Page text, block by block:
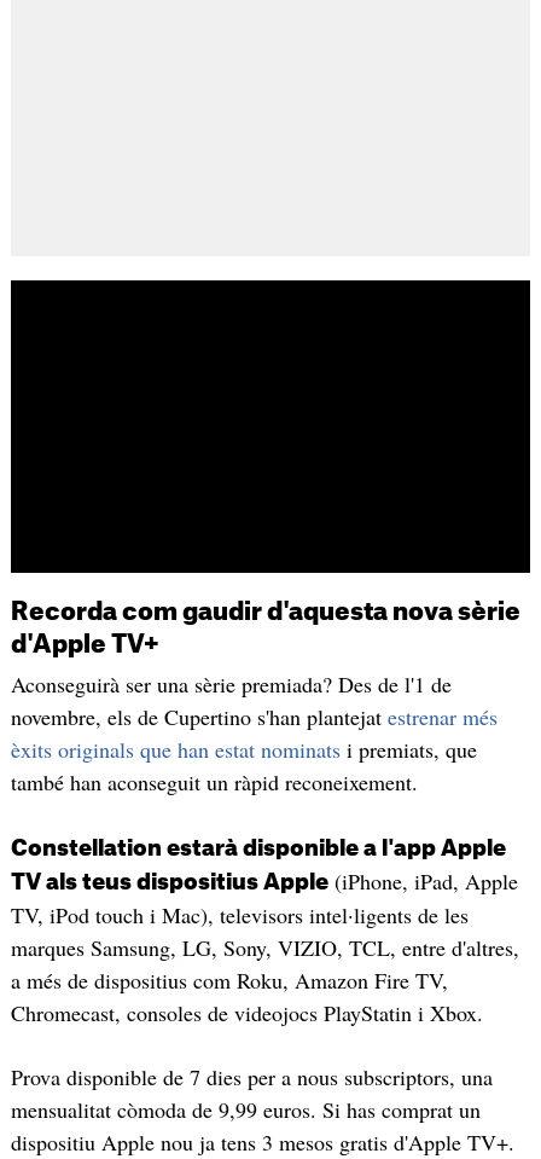
Recorda com gaudir d'aquesta nova sèrie
d'Apple TV+
Aconseguirà ser una sèrie premiada? Des de l'1 de
novembre, els de Cupertino s'han plantejat estrenar més
èxits originals que han estat nominatsi premiats, que
també han aconseguit un ràpid reconeixement.
Constellation estarà disponible a l'app Apple
TV als teus dispositius Apple(iPhone, iPad, Apple
TV, iPod touch i Mac), televisors intel·ligents de les
marques Samsung, LG, Sony, VIZIO, TCL, entre d'altres,
a més de dispositius com Roku, Amazon Fire TV,
Chromecast, consoles de videojocs PlayStatin i Xbox.
Prova disponible de 7 dies per a nous subscriptors, una
mensualitat còmoda de 9,99 euros. Si has comprat un
dispositiu Apple nou ja tens 3 mesos gratis d'Apple TV+.